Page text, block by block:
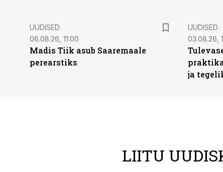
UUDISED
06.08.26, 11:00
Madis Tiik asub Saaremaale
perearstiks
UUDISED
03.08.26,
ja
LIITU